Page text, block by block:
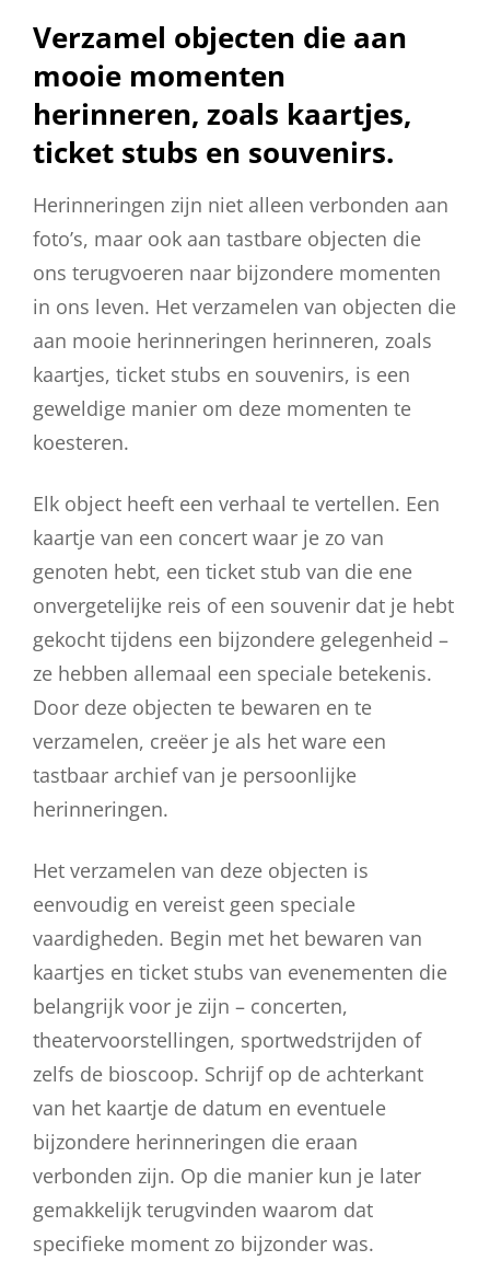
Verzamel objecten die aan
mooie momenten
herinneren, zoals kaartjes,
ticket stubs en souvenirs.
Herinneringen zijn niet alleen verbonden aan
foto’s, maar ook aan tastbare objecten die
ons terugvoeren naar bijzondere momenten
in ons leven. Het verzamelen van objecten die
aan mooie herinneringen herinneren, zoals
kaartjes, ticket stubs en souvenirs, is een
geweldige manier om deze momenten te
koesteren.
Elk object heeft een verhaal te vertellen. Een
kaartje van een concert waar je zo van
genoten hebt, een ticket stub van die ene
onvergetelijke reis of een souvenir dat je hebt
gekocht tijdens een bijzondere gelegenheid –
ze hebben allemaal een speciale betekenis.
Door deze objecten te bewaren en te
verzamelen, creëer je als het ware een
tastbaar archief van je persoonlijke
herinneringen.
Het verzamelen van deze objecten is
eenvoudig en vereist geen speciale
vaardigheden. Begin met het bewaren van
kaartjes en ticket stubs van evenementen die
belangrijk voor je zijn – concerten,
theatervoorstellingen, sportwedstrijden of
zelfs de bioscoop. Schrijf op de achterkant
van het kaartje de datum en eventuele
bijzondere herinneringen die eraan
verbonden zijn. Op die manier kun je later
gemakkelijk terugvinden waarom dat
specifieke moment zo bijzonder was.